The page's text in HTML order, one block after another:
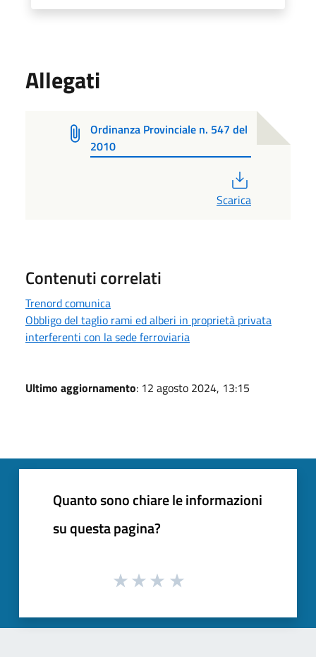
Allegati
Ordinanza Provinciale n. 547 del
2010
Scarica
Contenuti correlati
Trenord comunica
Obbligo del taglio rami ed alberi in proprietà privata
interferenti con la sede ferroviaria
Ultimo aggiornamento: 12 agosto 2024, 13:15
Quanto sono chiare le informazioni
su questa pagina?